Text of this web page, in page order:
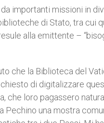
importanti missioni in
di Stato, tra cui
alla emittente –
che la Biblioteca del
di digitalizzare
che loro pagassero
una mostra